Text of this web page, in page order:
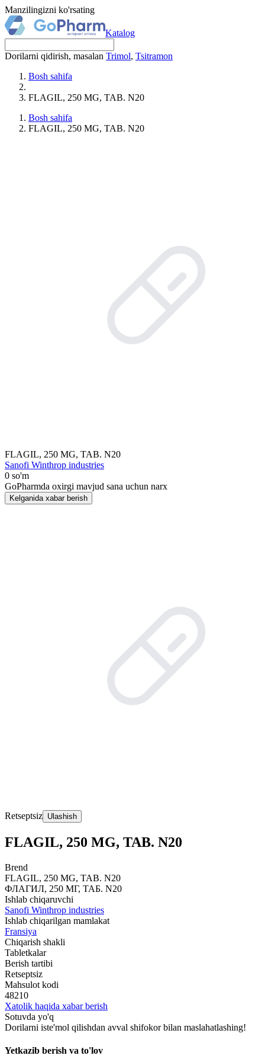
Manzilingizni ko'rsating
Katalog
Dorilarni qidirish, masalan Trimol, Tsitramon
Bosh sahifa
FLAGIL, 250 MG, TAB. N20
Bosh sahifa
FLAGIL, 250 MG, TAB. N20
FLAGIL, 250 MG, TAB. N20
Sanofi Winthrop industries
0 so'm
GoPharmda oxirgi mavjud sana uchun narx
Kelganida xabar berish
Retseptsiz Ulashish
FLAGIL, 250 MG, TAB. N20
Brend
FLAGIL, 250 MG, TAB. N20
ФЛАГИЛ, 250 МГ, ТАБ. N20
Ishlab chiqaruvchi
Sanofi Winthrop industries
Ishlab chiqarilgan mamlakat
Fransiya
Chiqarish shakli
Tabletkalar
Berish tartibi
Retseptsiz
Mahsulot kodi
48210
Xatolik haqida xabar berish
Sotuvda yo'q
Dorilarni iste'mol qilishdan avval shifokor bilan maslahatlashing!
Yetkazib berish va to'lov